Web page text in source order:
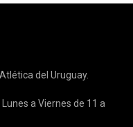
del Uruguay.
a Viernes de 11 a